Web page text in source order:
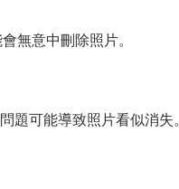
無意中刪除照片。
可能導致照片看似消失。